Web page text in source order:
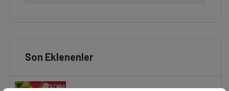
Son Eklenenler